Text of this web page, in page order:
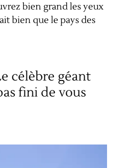
bien grand les yeux
bien que le pays des
célèbre géant
fini de vous